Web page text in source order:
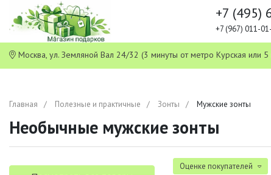
+7 (495)
+7 (967) 011-
Москва, ул. Земляной Вал 24/32 (3 минуты от метро Курская или
Главная Полезные и практичные Зонты Мужские зонты
Необычные мужские зонты
Оценке покупателей